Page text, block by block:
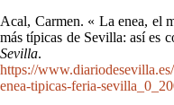
Acal, Carmen. « La enea, el
más típicas de Sevilla: así es
Sevilla.
https://
enea-tipicas-feria-